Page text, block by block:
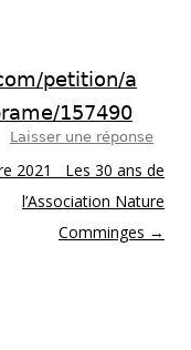
petition/a
157490
Laisser une réponse
2021 Les 30 ans de
l’Association Nature
Comminges →